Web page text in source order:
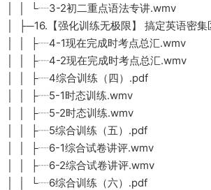
│ │ └┈3-2初二重点语法专讲.wmv
│ ├─16.【强化训练无极限】 搞定英语密集
│ │ ├┈4-1现在完成时考点总汇.wmv
│ │ ├┈4-2现在完成时考点总汇.wmv
│ │ ├┈4综合训练（四）.pdf
│ │ ├┈5-1时态训练.wmv
│ │ ├┈5-2时态训练.wmv
│ │ ├┈5综合训练（五）.pdf
│ │ ├┈6-1综合试卷讲评.wmv
│ │ ├┈6-2综合试卷讲评.wmv
│ │ └┈6综合训练（六）.pdf